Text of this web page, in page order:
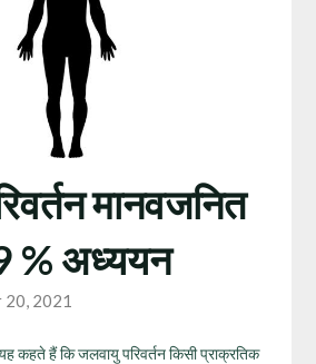
मानवजनित
% अध्ययन
20, 2021
कहते हैं कि जलवायु परिवर्तन किसी प्राक्रतिक